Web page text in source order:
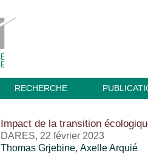
RECHERCHE
Impact de la transition
DARES, 22 février 2023
Thomas Grjebine, Axelle Arquié